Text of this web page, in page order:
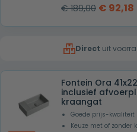
€189,00
€
€ 92,18
Direct uit
Fontein Ora
inclusief
kraangat
Goede prijs-kwaliteit
Keuze met of zonder